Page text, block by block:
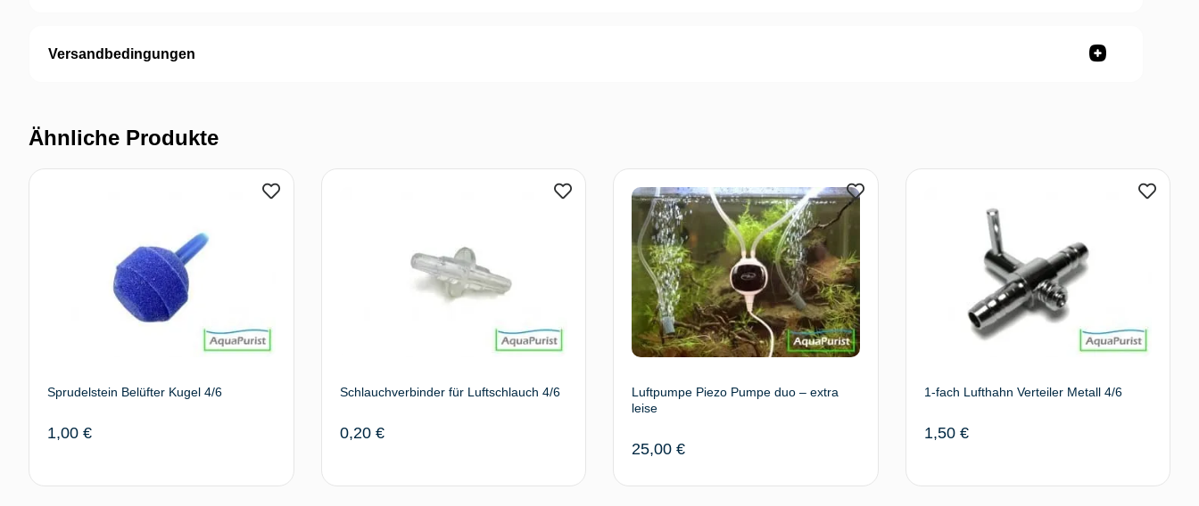
Versandbedingungen
Ähnliche Produkte
Sprudelstein Belüfter Kugel 4/6
1,00 €
Schlauchverbinder für Luftschlauch 4/6
0,20 €
Luftpumpe Piezo Pumpe duo – extra
leise
25,00 €
1-fach Lufthahn Verteiler Metall 4/6
1,50 €